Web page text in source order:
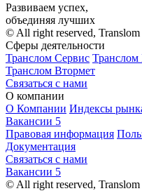
Развиваем успех,
объединяя лучших
© All right reserved, Translom
Сферы деятельности
Транслом Сервис Транслом
Транслом Втормет
Связаться с нами
О компании
О Компании Индексы
Вакансии 5
Правовая информация
Документация
Связаться с нами
Вакансии 5
© All right reserved, Translom